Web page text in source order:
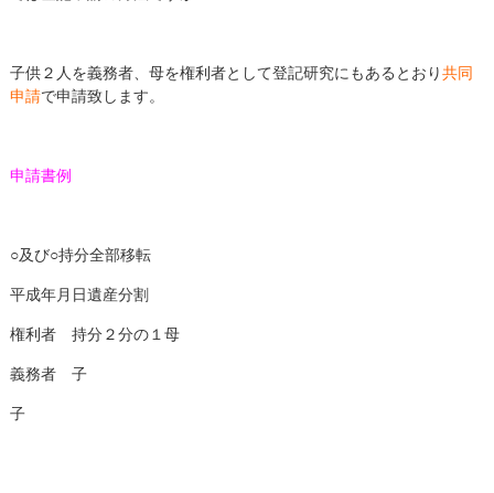
子供２人を義務者、母を権利者として登記研究にもあるとおり共同
申請で申請致します。
申請書例
○及び○持分全部移転
平成年月日遺産分割
権利者 持分２分の１母
義務者 子
子